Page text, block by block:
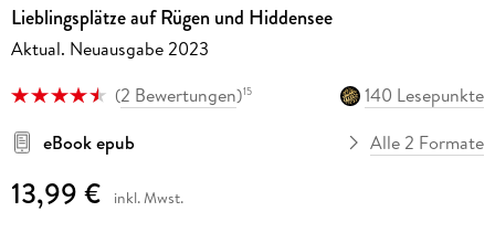
Lieblingsplätze auf Rügen und Hiddensee
Aktual. Neuausgabe 2023
(2 Bewertungen)15
140 Lesepunkte
eBook epub
Alle 2 Formate
13,99 € inkl. Mwst.